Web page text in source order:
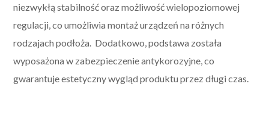
niezwykłą stabilność oraz możliwość wielopoziomowej
regulacji, co umożliwia montaż urządzeń na różnych
rodzajach podłoża. Dodatkowo, podstawa została
wyposażona w zabezpieczenie antykorozyjne, co
gwarantuje estetyczny wygląd produktu przez długi czas.